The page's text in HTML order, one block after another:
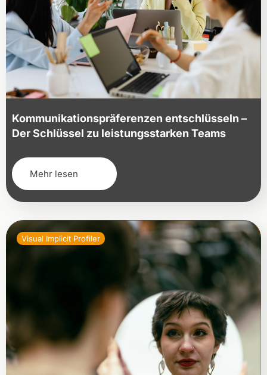
Kommunikationspräferenzen entschlüsseln –
Der Schlüssel zu leistungsstarken Teams
Mehr lesen
Visual Implicit Profiler